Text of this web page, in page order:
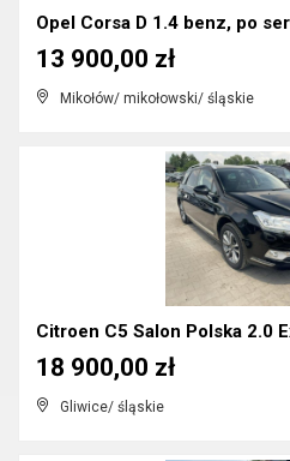
Opel Corsa D 1.4 benz, po
Mikołów/ mikołowski/ śląskie
13 900,00 zł
Gliwice/ śląskie
18 900,00 zł